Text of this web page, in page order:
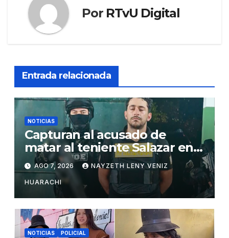
Por RTvU Digital
Entrada relacionada
NOTICIAS
Capturan al acusado de
matar al teniente Salazar en
San Matías
AGO 7, 2026 NAYZETH LENY VENIZ
HUARACHI
NOTICIAS POLICIAL